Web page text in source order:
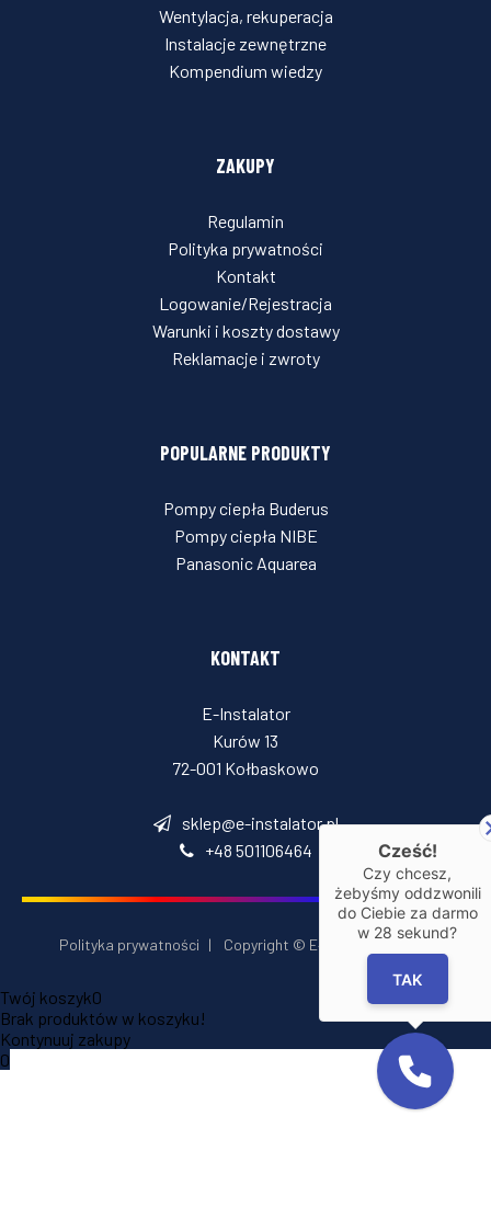
Wentylacja, rekuperacja
Instalacje zewnętrzne
Kompendium wiedzy
ZAKUPY
Regulamin
Polityka prywatności
Kontakt
Logowanie/Rejestracja
Warunki i koszty dostawy
Reklamacje i zwroty
POPULARNE PRODUKTY
Pompy ciepła Buderus
Pompy ciepła NIBE
Panasonic Aquarea
KONTAKT
E-Instalator
Kurów 13
72-001 Kołbaskowo
sklep@e-instalator.pl
+48 501106464
Polityka prywatności | Copyright © E‑Installator 2026
Twój koszyk0
Brak produktów w koszyku!
Kontynuuj zakupy
0
Cześć!
Czy chcesz,
żebyśmy oddzwonili
do Ciebie za darmo
w 28 sekund?
TAK